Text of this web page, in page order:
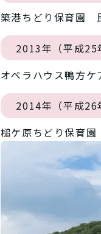
築港ちどり保育園
2013年（平成25
オペラハウス鴨方
2014年（平成26
槌ケ原ちどり保育